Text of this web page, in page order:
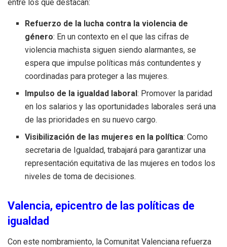
entre los que destacan:
Refuerzo de la lucha contra la violencia de
género: En un contexto en el que las cifras de
violencia machista siguen siendo alarmantes, se
espera que impulse políticas más contundentes y
coordinadas para proteger a las mujeres.
Impulso de la igualdad laboral: Promover la paridad
en los salarios y las oportunidades laborales será una
de las prioridades en su nuevo cargo.
Visibilización de las mujeres en la política: Como
secretaria de Igualdad, trabajará para garantizar una
representación equitativa de las mujeres en todos los
niveles de toma de decisiones.
Valencia, epicentro de las políticas de
igualdad
Con este nombramiento, la Comunitat Valenciana refuerza